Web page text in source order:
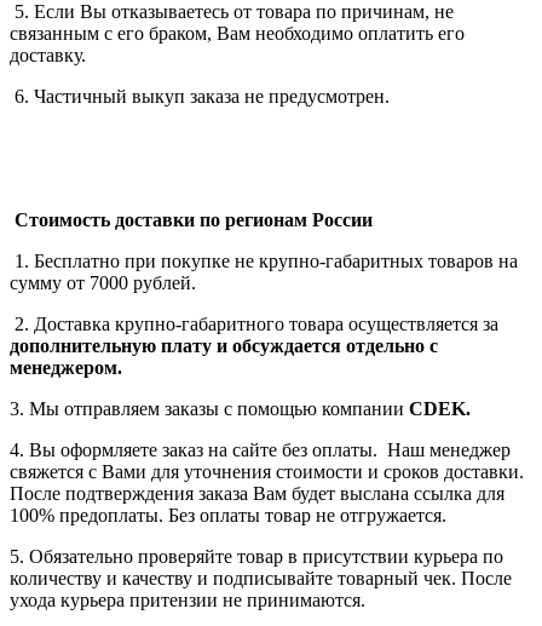
5. Если Вы отказываетесь от товара по причинам, не
связанным с его браком, Вам необходимо оплатить его
доставку.
6. Частичный выкуп заказа не предусмотрен.
Стоимость доставки по регионам России
1. Бесплатно при покупке не крупно-габаритных товаров на
сумму от 7000 рублей.
2. Доставка крупно-габаритного товара осуществляется за
дополнительную плату и обсуждается отдельно с
менеджером.
3. Мы отправляем заказы с помощью компании СDEK.
4. Вы оформляете заказ на сайте без оплаты. Наш менеджер
свяжется с Вами для уточнения стоимости и сроков доставки.
После подтверждения заказа Вам будет выслана ссылка для
100% предоплаты. Без оплаты товар не отгружается.
5. Обязательно проверяйте товар в присутствии курьера по
количеству и качеству и подписывайте товарный чек. После
ухода курьера притензии не принимаются.